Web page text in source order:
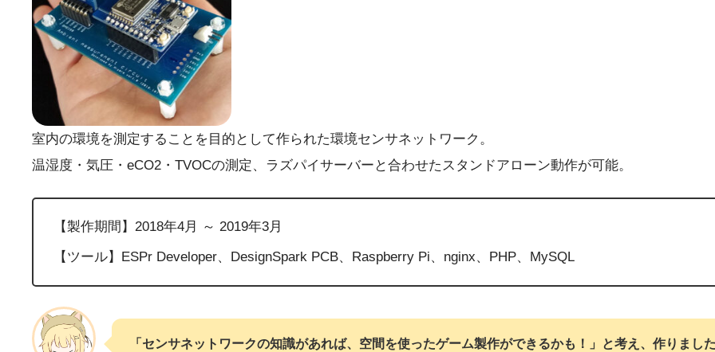
室内の環境を測定することを目的として作られた環境センサネットワーク。
温湿度・気圧・eCO2・TVOCの測定、ラズパイサーバーと合わせたスタンドアローン動作が可能。
【製作期間】2018年4月 ～ 2019年3月
【ツール】ESPr Developer、DesignSpark PCB、Raspberry Pi、nginx、PHP、MySQL
「センサネットワークの知識があれば、空間を使ったゲーム製作ができるかも！」と考え、作りまし